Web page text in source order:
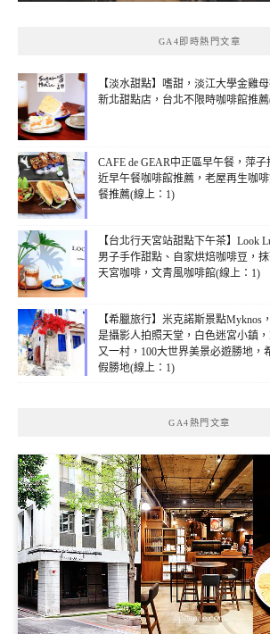
GA4即時熱門文章
【淡水甜點】嗜甜，淡江大學金雞
新北甜點店，台北不限時咖啡館推
CAFE de GEAR中正區早午餐，萍
近早午餐咖啡館推薦，老屋再生咖
餐推薦(線上：1)
【台北行天宮站甜點下午茶】Look
男子手作甜點、自家烘焙咖啡豆，
天宮咖啡，文青風咖啡館(線上：1)
【希臘旅行】米克諾斯景點Myknos
是攝影人拍照天堂，白色迷宮小鎮
又一村，100大世界美景必遊勝地，
假勝地(線上：1)
GA4熱門文章